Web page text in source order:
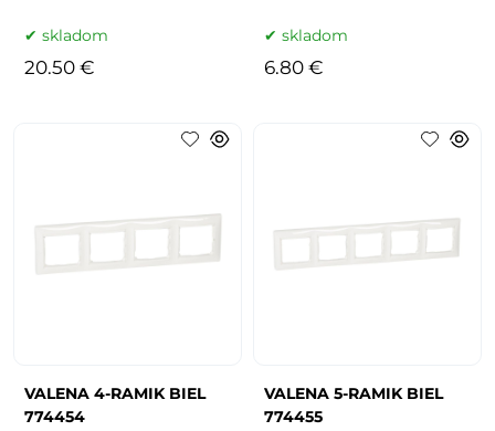
skladom
20.50 €
skladom
6.80 €
VALENA 4-RAMIK BIEL
774454
VALENA 5-RAMIK BIEL
774455